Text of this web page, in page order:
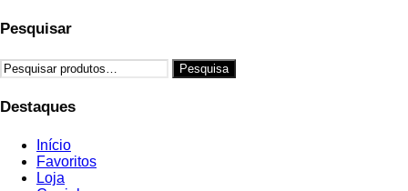
Pesquisar
Pesquisar
por:
Pesquisa
Destaques
Início
Favoritos
Loja